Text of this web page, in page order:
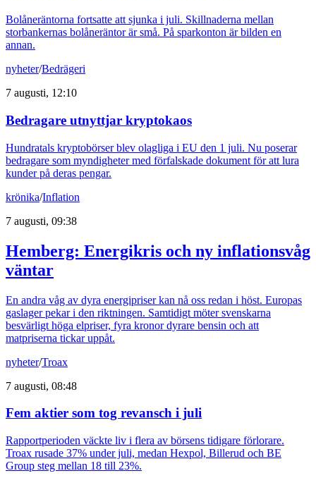
Bolåneräntorna fortsatte att sjunka i juli. Skillnaderna mellan
storbankernas bolåneräntor är små. På sparkonton är bilden en
annan.
nyheter/Bedrägeri
7 augusti, 12:10
Bedragare utnyttjar kryptokaos
Hundratals kryptobörser blev olagliga i EU den 1 juli. Nu poserar
bedragare som myndigheter med förfalskade dokument för att lura
kunder på deras pengar.
krönika/Inflation
7 augusti, 09:38
Hemberg: Energikris och ny inflationsvåg
väntar
En andra våg av dyra energipriser kan nå oss redan i höst. Europas
gaslager pekar i den riktningen. Samtidigt möter svenskarna
besvärligt höga elpriser, fyra kronor dyrare bensin och att
matpriserna tickar uppåt.
nyheter/Troax
7 augusti, 08:48
Fem aktier som tog revansch i juli
Rapportperioden väckte liv i flera av börsens tidigare förlorare.
Troax rusade 37% under juli, medan Hexpol, Billerud och BE
Group steg mellan 18 till 23%.